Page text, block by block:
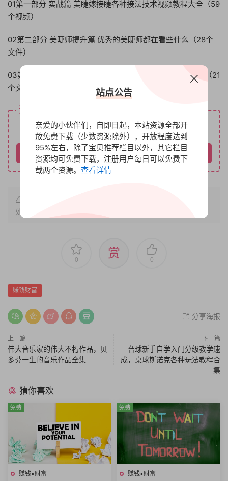
01第一部分 实战篇 美睫嫁接睫各种接法技术视频教程大全（59
个视频）
02第二部分 美睫师提升篇 优秀的美睫师都在看些什么（28个
文件）
03第三部分 经营管理篇 教会你的顾客正确认识和保养睫毛（21
个文件）
资源下载
下载价格 免费
请先登录
处。
0 赏 0
赚钱财富
分享海报
上一篇
伟大音乐家的伟大不朽作品，贝
多芬一生的音乐作品全集
下一篇
台球新手自学入门分级教学速
成，桌球斯诺克各种玩法教程合
集
猜你喜欢
赚钱•财富
免费
赚钱•财富
免费
站点公告
亲爱的小伙伴们，自即日起，本站资源全部开
放免费下载（少数资源除外），开放程度达到
95%左右，除了宝贝推荐栏目以外，其它栏目
资源均可免费下载，注册用户每日可以免费下
载两个资源。 查看详情